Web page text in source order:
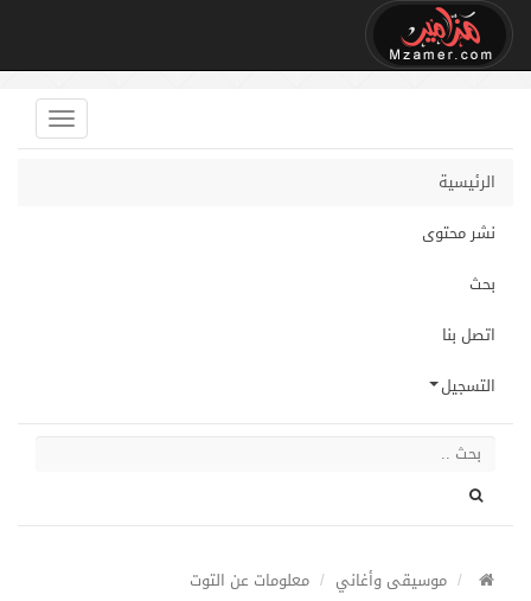
الرئيسية
نشر محتوى
بحث
اتصل بنا
التسجيل
موسيقى وأغاني معلومات عن التوت